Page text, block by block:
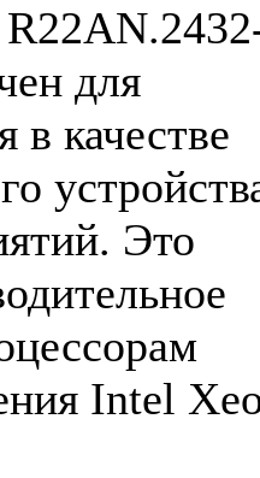
для
в качестве
Это
Intel